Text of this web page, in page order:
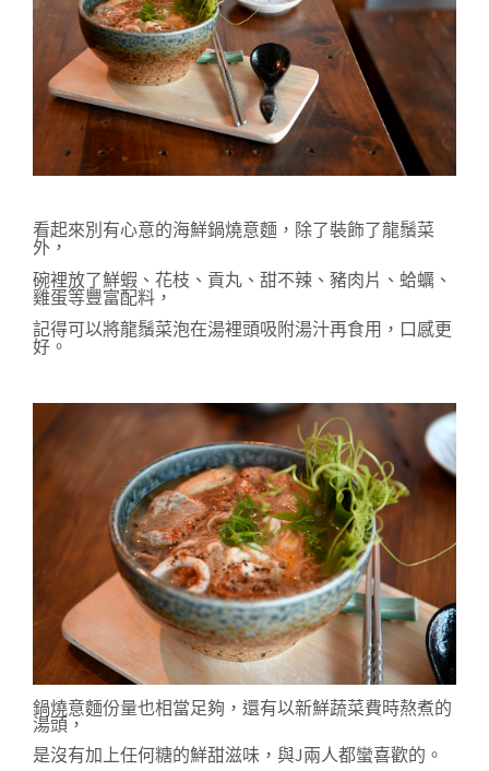
看起來別有心意的海鮮鍋燒意麵，除了裝飾了龍鬚菜
外，
碗裡放了鮮蝦、花枝、貢丸、甜不辣、豬肉片、蛤蠣、
雞蛋等豐富配料，
記得可以將龍鬚菜泡在湯裡頭吸附湯汁再食用，口感更
好。
鍋燒意麵份量也相當足夠，還有以新鮮蔬菜費時熬煮的
湯頭，
是沒有加上任何糖的鮮甜滋味，與J兩人都蠻喜歡的。